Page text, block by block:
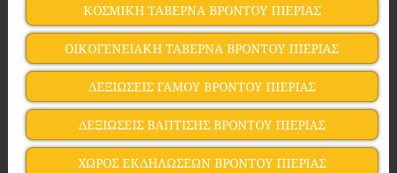
ΚΟΣΜΙΚΗ ΤΑΒΕΡΝΑ ΒΡΟΝΤΟΥ ΠΙΕΡΙΑΣ
ΟΙΚΟΓΕΝΕΙΑΚΗ ΤΑΒΕΡΝΑ ΒΡΟΝΤΟΥ ΠΙΕΡΙΑΣ
ΔΕΞΙΩΣΕΙΣ ΓΑΜΟΥ ΒΡΟΝΤΟΥ ΠΙΕΡΙΑΣ
ΔΕΞΙΩΣΕΙΣ ΒΑΠΤΙΣΗΣ ΒΡΟΝΤΟΥ ΠΙΕΡΙΑΣ
ΧΩΡΟΣ ΕΚΔΗΛΩΣΕΩΝ ΒΡΟΝΤΟΥ ΠΙΕΡΙΑΣ